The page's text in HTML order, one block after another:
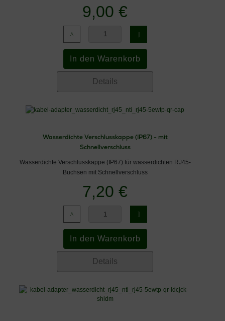
9,00 €
Details
Wasserdichte Verschlusskappe (IP67) - mit
Schnellverschluss
Wasserdichte Verschlusskappe (IP67) für wasserdichten RJ45-
Buchsen mit Schnellverschluss
7,20 €
Details